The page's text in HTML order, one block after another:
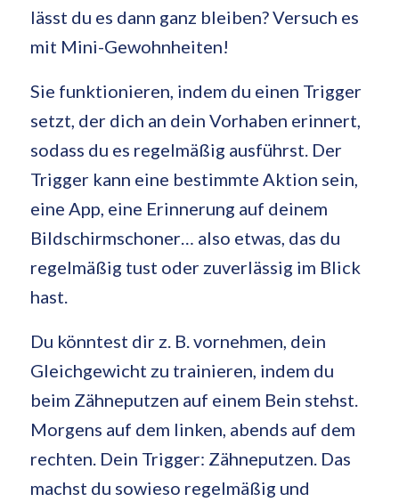
lässt du es dann ganz bleiben? Versuch es
mit Mini-Gewohnheiten!
Sie funktionieren, indem du einen Trigger
setzt, der dich an dein Vorhaben erinnert,
sodass du es regelmäßig ausführst. Der
Trigger kann eine bestimmte Aktion sein,
eine App, eine Erinnerung auf deinem
Bildschirmschoner… also etwas, das du
regelmäßig tust oder zuverlässig im Blick
hast.
Du könntest dir z. B. vornehmen, dein
Gleichgewicht zu trainieren, indem du
beim Zähneputzen auf einem Bein stehst.
Morgens auf dem linken, abends auf dem
rechten. Dein Trigger: Zähneputzen. Das
machst du sowieso regelmäßig und